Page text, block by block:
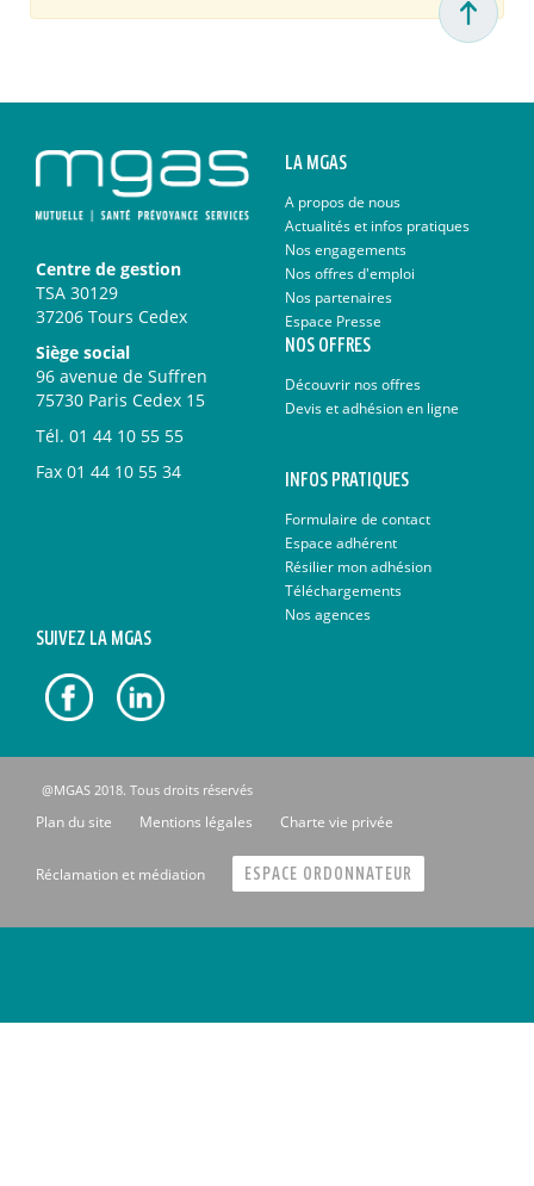
Centre de gestion
TSA 30129
37206 Tours Cedex
Siège social
96 avenue de Suffren
75730 Paris Cedex 15
Tél. 01 44 10 55 55
Fax 01 44 10 55 34
LA MGAS
A propos de nous
Actualités et infos pratiques
Nos engagements
Nos offres d'emploi
Nos partenaires
Espace Presse
NOS OFFRES
Découvrir nos offres
Devis et adhésion en ligne
INFOS PRATIQUES
Formulaire de contact
Espace adhérent
Résilier mon adhésion
Téléchargements
Nos agences
SUIVEZ LA MGAS
@MGAS 2018. Tous droits réservés
Plan du site Mentions légales Charte vie privée
Réclamation et médiation ESPACE ORDONNATEUR